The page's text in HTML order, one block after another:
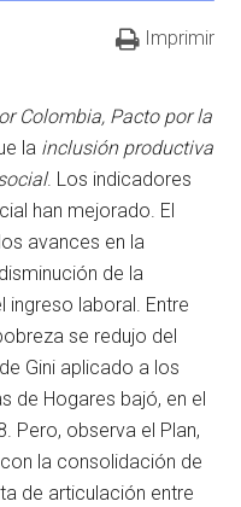
Imprimir
Colombia, Pacto por la
la inclusión productiva
. Los indicadores
han mejorado. El
avances en la
de la
ingreso laboral. Entre
se redujo del
Gini aplicado a los
de Hogares bajó, en el
Pero, observa el Plan,
la consolidación de
de articulación entre